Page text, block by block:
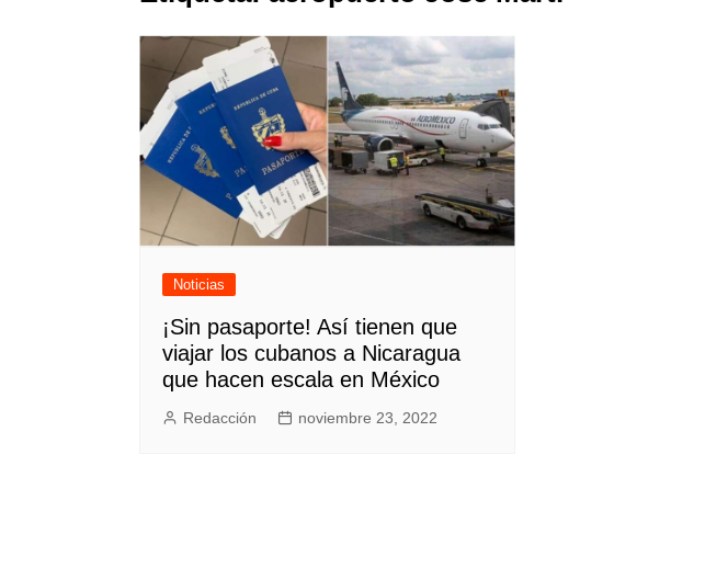
Noticias
¡Sin pasaporte! Así tienen que
viajar los cubanos a Nicaragua
que hacen escala en México
Redacción noviembre 23, 2022